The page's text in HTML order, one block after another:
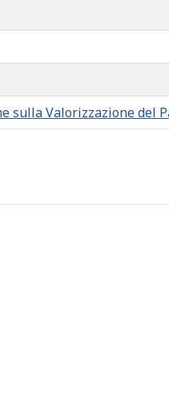
sulla Valorizzazione del